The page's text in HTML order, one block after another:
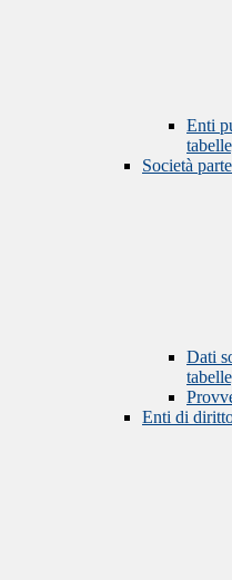
Enti
Società
Dati
Enti di